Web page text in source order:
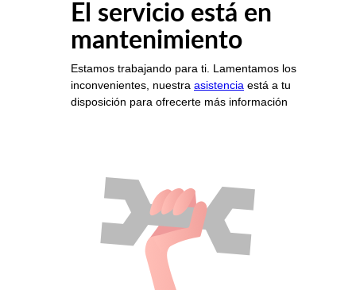
El servicio está en
mantenimiento
Estamos trabajando para ti. Lamentamos los
inconvenientes, nuestra asistencia está a tu
disposición para ofrecerte más información